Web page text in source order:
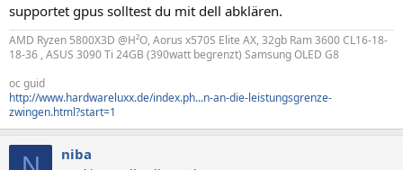
supportet gpus solltest du mit dell abklären.
AMD Ryzen 5800X3D @H²O, Aorus x570S Elite AX, 32gb Ram 3600 CL16-18-
18-36 , ASUS 3090 Ti 24GB (390watt begrenzt) Samsung OLED G8
oc guid
http://www.hardwareluxx.de/index.ph...n-an-die-leistungsgrenze-
zwingen.html?start=1
niba